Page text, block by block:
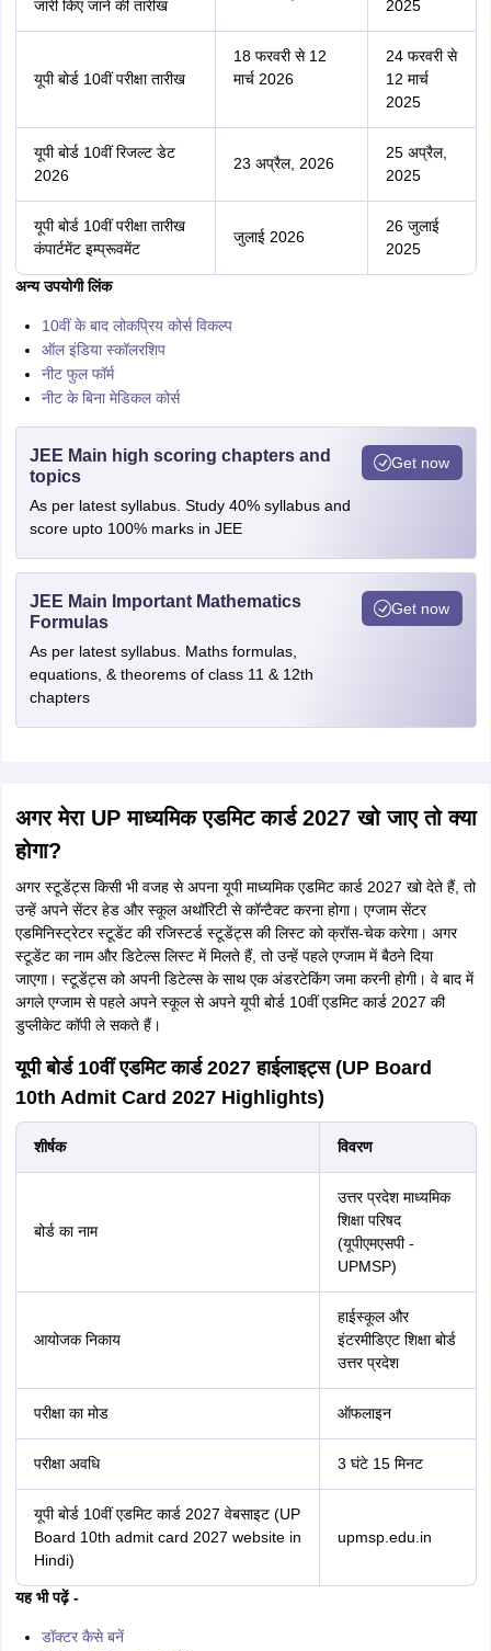
जारी किए जाने की तारीख 2025
यूपी बोर्ड 10वीं परीक्षा तारीख
18 फरवरी से 12
मार्च 2026
24 फरवरी से
12 मार्च
2025
यूपी बोर्ड 10वीं रिजल्ट डेट
2026
23 अप्रैल, 2026
25 अप्रैल,
2025
यूपी बोर्ड 10वीं परीक्षा तारीख
कंपार्टमेंट इम्प्रूवमेंट
जुलाई 2026
26 जुलाई
2025
अन्य उपयोगी लिंक
10वीं के बाद लोकप्रिय कोर्स विकल्प
ऑल इंडिया स्कॉलरशिप
नीट फुल फॉर्म
नीट के बिना मेडिकल कोर्स
JEE Main high scoring chapters and
topics
As per latest syllabus. Study 40% syllabus and
score upto 100% marks in JEE
Get now
JEE Main Important Mathematics
Formulas
As per latest syllabus. Maths formulas,
equations, & theorems of class 11 & 12th
chapters
Get now
अगर मेरा UP माध्यमिक एडमिट कार्ड 2027 खो जाए तो क्या
होगा?
अगर स्टूडेंट्स किसी भी वजह से अपना यूपी माध्यमिक एडमिट कार्ड 2027 खो देते हैं, तो
उन्हें अपने सेंटर हेड और स्कूल अथॉरिटी से कॉन्टैक्ट करना होगा। एग्जाम सेंटर
एडमिनिस्ट्रेटर स्टूडेंट की रजिस्टर्ड स्टूडेंट्स की लिस्ट को क्रॉस-चेक करेगा। अगर
स्टूडेंट का नाम और डिटेल्स लिस्ट में मिलते हैं, तो उन्हें पहले एग्जाम में बैठने दिया
जाएगा। स्टूडेंट्स को अपनी डिटेल्स के साथ एक अंडरटेकिंग जमा करनी होगी। वे बाद में
अगले एग्जाम से पहले अपने स्कूल से अपने यूपी बोर्ड 10वीं एडमिट कार्ड 2027 की
डुप्लीकेट कॉपी ले सकते हैं।
यूपी बोर्ड 10वीं एडमिट कार्ड 2027 हाईलाइट्स (UP Board
10th Admit Card 2027 Highlights)
शीर्षक विवरण
बोर्ड का नाम
उत्तर प्रदेश माध्यमिक
शिक्षा परिषद
(यूपीएमएसपी -
UPMSP)
आयोजक निकाय
हाईस्कूल और
इंटरमीडिएट शिक्षा बोर्ड
उत्तर प्रदेश
परीक्षा का मोड ऑफलाइन
परीक्षा अवधि 3 घंटे 15 मिनट
यूपी बोर्ड 10वीं एडमिट कार्ड 2027 वेबसाइट (UP
Board 10th admit card 2027 website in
Hindi)
upmsp.edu.in
यह भी पढ़ें -
डॉक्टर कैसे बनें